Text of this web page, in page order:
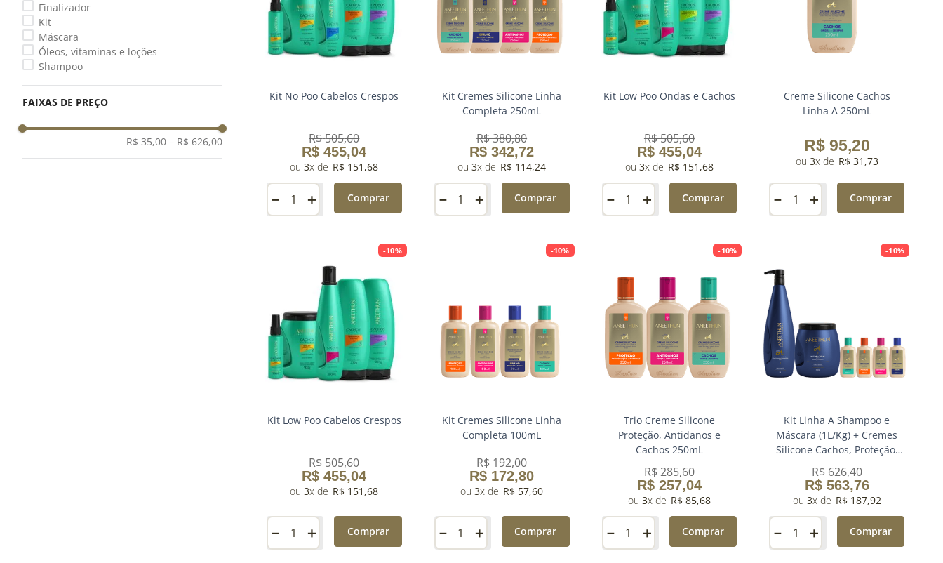
Finalizador
Kit
Máscara
Óleos, vitaminas e loções
Shampoo
FAIXAS DE PREÇO
R$ 35,00 – R$ 626,00
Kit No Poo Cabelos Crespos
R$505,60
R$ 455,04
3 R$ 151 ,68
＋
－ Comprar
Kit Cremes Silicone Linha
Completa 250mL
R$380,80
R$ 342,72
3 R$ 114,24
＋
－ Comprar
Kit Low Poo Ondas e Cachos
R$505,60
R$ 455,04
3 R$ 151 ,68
＋
－ Comprar
Creme Silicone Cachos
Linha A 250mL
R$ 95,20
3 R$ 31 ,73
＋
－ Comprar
-10%
Kit Low Poo Cabelos Crespos
R$505,60
R$ 455,04
3 R$ 151 ,68
＋
－ Comprar
-10%
Kit Cremes Silicone Linha
Completa 100mL
R$192,00
R$ 172,80
3 R$ 57,60
＋
－ Comprar
-10%
Trio Creme Silicone
Proteção, Antidanos e
Cachos 250mL
R$285,60
R$ 257,04
3 R$ 85,68
＋
－ Comprar
-10%
Kit Linha A Shampoo e
Máscara (1L/Kg) + Cremes
Silicone Cachos, Proteção,
Antidanos e Brilho 100mL
R$626,40
R$ 563,76
3 R$ 187,92
＋
－ Comprar